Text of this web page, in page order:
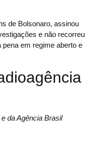
de Bolsonaro, assinou
e não recorreu
em regime aberto e
da Agência Brasil